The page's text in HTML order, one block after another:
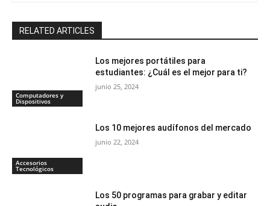
RELATED ARTICLES
Computadores y
Dispositivos
Los mejores portátiles para
estudiantes: ¿Cuál es el mejor para ti?
junio 25, 2024
Accesorios
Tecnológicos
Los 10 mejores audífonos del mercado
junio 22, 2024
Los 50 programas para grabar y editar